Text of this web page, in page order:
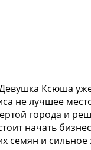
Ксюша
не лучшее
города и
начать
семян и сильное